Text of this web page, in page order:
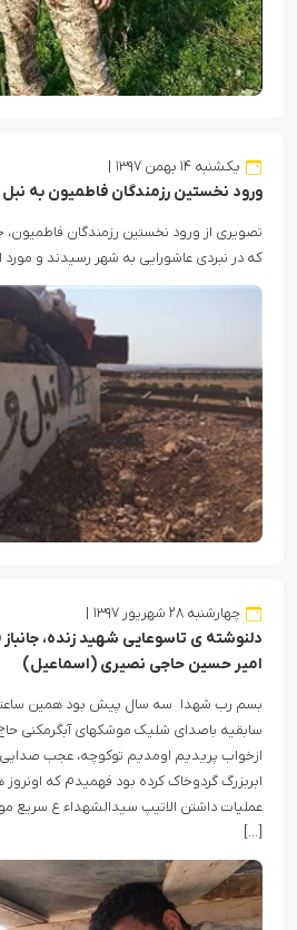
یکشنبه ۱۴ بهمن ۱۳۹۷
ورود نخستین رزمندگان فاطمیون به نبل
تصویری از ورود نخستین رزمندگان
که در نبردی عاشورایی به شهر رسیدند و
چهارشنبه ۲۸ شهریور ۱۳۹۷
دلنوشته ی تاسوعایی شهید زنده،
امیر حسین حاجی نصیری (اسماعیل)
بسم رب شهدا سه سال پیش بود همین
سابقیه باصدای شلیک موشکهای آبگرمکنی
ازخواب پریدیم اومدیم توکوچه، عجب صدایی
ابربزرگ گردوخاک کرده بود فهمیدم که
عملیات داشتن الاتیپ سیدالشهداء ع سریع
[…]